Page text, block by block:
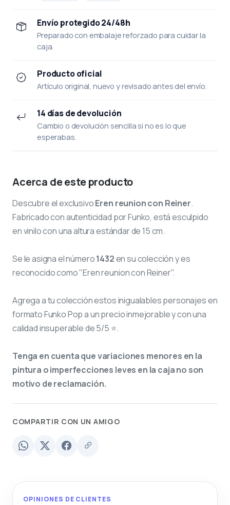
Envío protegido 24/48h
Preparado con embalaje reforzado para cuidar la
caja.
Producto oficial
Artículo original, nuevo y revisado antes del envío.
14 días de devolución
Cambio o devolución sencilla si no es lo que
esperabas.
Acerca de este producto
Descubre el exclusivoEren reunion con Reiner.
Fabricado con autenticidad por Funko, está esculpido
en vinilo con una altura estándar de 15 cm.
Se le asigna el número1432en su colección y es
reconocido como "Eren reunion con Reiner".
Agrega a tu colección estos inigualables personajes en
formato Funko Pop a un precio inmejorable y con una
calidad insuperable de 5/5 ⭐.
Tenga en cuenta que variaciones menores en la
pintura o imperfecciones leves en la caja no son
motivo de reclamación.
COMPARTIR CON UN AMIGO
OPINIONES DE CLIENTES